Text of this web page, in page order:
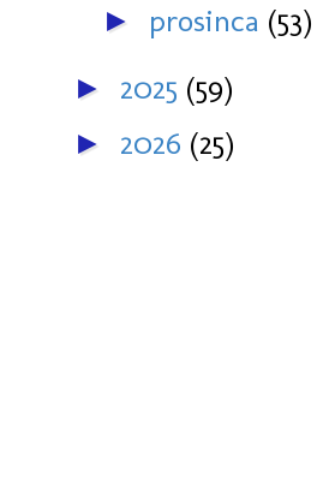
► prosinca (53)
► 2025 (59)
► 2026 (25)